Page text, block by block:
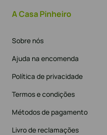
A Casa Pinheiro
Sobre nós
Ajuda na encomenda
Política de privacidade
Termos e condições
Métodos de pagamento
Livro de reclamações